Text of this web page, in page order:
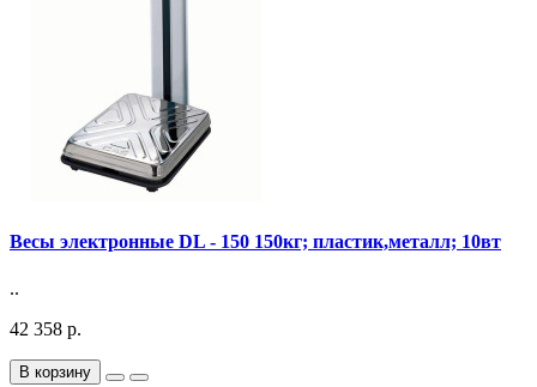
Весы электронные DL - 150 150кг; пластик,металл; 10вт
..
42 358 р.
В корзину